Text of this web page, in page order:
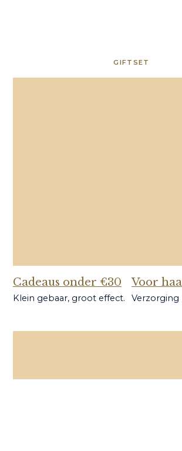
GIFTSET
Cadeaus onder €30
Klein gebaar, groot effect.
Voor
Verzorging